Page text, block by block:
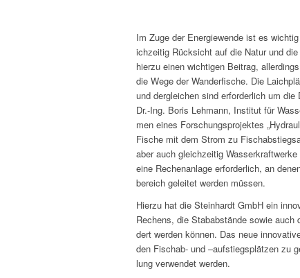
Im Zuge der Energiewende ist es
ichzeit­ig Rück­sicht auf die Natur und
hierzu einen wichti­gen Beitrag,
die Wege der Wan­der­fis­che. Die
und der­gle­ichen sind erforder­lich um
Dr.-Ing. Boris Lehmann, Insti­tut für
men eines Forschung­spro­jek­tes
Fis­che mit dem Strom zu
aber auch gle­ichzeit­ig
eine Rechenan­lage erforder­lich, an
bere­ich geleit­et wer­den müssen.
Hierzu hat die Stein­hardt GmbH ein
Rechens, die Stabab­stände sowie
dert wer­den kön­nen. Das neue
den Fischab- und –auf­stiegsplätzen zu
lung ver­wen­det werden.